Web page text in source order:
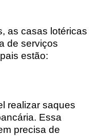
as casas lotéricas
de serviços
estão:
realizar saques
Essa
precisa de